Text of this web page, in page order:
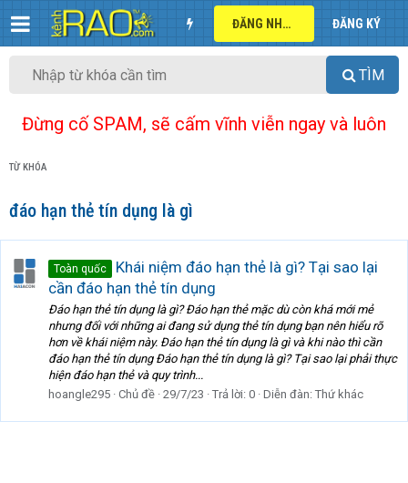
ĐĂNG NHẬP ĐĂNG KÝ
TÌM
Đừng cố SPAM, sẽ cấm vĩnh viễn ngay và luôn
TỪ KHÓA
đáo hạn thẻ tín dụng là gì
Toàn quốc
Khái niệm đáo hạn thẻ là gì? Tại sao lại
cần đáo hạn thẻ tín dụng
Đáo hạn thẻ tín dụng là gì? Đáo hạn thẻ mặc dù còn khá mới mẻ
nhưng đối với những ai đang sử dụng thẻ tín dụng bạn nên hiểu rõ
hơn về khái niệm này. Đáo hạn thẻ tín dụng là gì và khi nào thì cần
đáo hạn thẻ tín dụng Đáo hạn thẻ tín dụng là gì? Tại sao lại phải thực
hiện đáo hạn thẻ và quy trình...
hoangle295 Chủ đề 29/7/23 Trả lời: 0 Diễn đàn: Thứ khác